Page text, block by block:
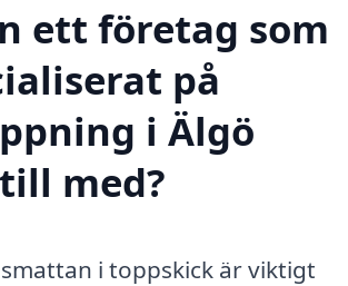
ett företag som
på
i Älgö
med?
i toppskick är viktigt